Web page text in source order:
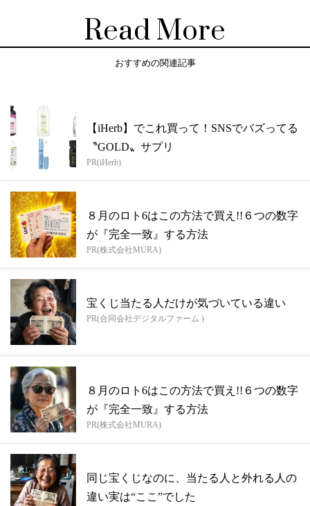
Read More
おすすめの関連記事
【iHerb】でこれ買って！SNSでバズってる
〝GOLD〟サプリ
PR(iHerb)
８月のロト6はこの方法で買え!!６つの数字
が『完全一致』する方法
PR(株式会社MURA)
宝くじ当たる人だけが気づいている違い
PR(合同会社デジタルファーム )
８月のロト6はこの方法で買え!!６つの数字
が『完全一致』する方法
PR(株式会社MURA)
同じ宝くじなのに、当たる人と外れる人の
違い実は“ここ”でした